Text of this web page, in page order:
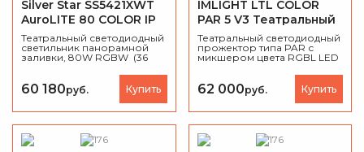
Silver Star SS5421XWT
AuroLITE 80 COLOR IP
Театральный
прожектор
заливающего света
Театральный светодиодный
светильник панорамной
заливки, 80W RGBW (36
люкс на 5 м, оптика 72',
CRI>90, управление DMX-
512, RDM, 7/7/12/16/17 /9 /15
каналов , в том числе
варианты управления HSIC
и CMY, 24 цветовых
макросов, CCT 1800-
10000К, строб-эффект,
60 180руб. Купить
IMLIGHT LTL COLOR
PAR 5 V3 Театральный
прожектор
заливающего света
Театральный светодиодный
прожектор типа PAR с
микшером цвета RGBL LED
луча 15 (27) градусов.
Встроеные пресеты
белого цвета 2700К, 3200К,
4200К, 4800К, 5600К,
8000К. Встроеные цветные
пресеты и эффект
перелива цвета (радуга).
Охлаждение малошумящий
62 000руб. Купить